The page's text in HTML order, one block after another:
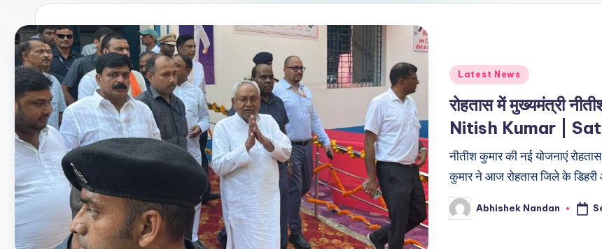
Latest News
रोहतास में मुख्यमंत्री
Nitish Kumar |
नीतीश कुमार की नई योजनाएं
कुमार ने आज रोहतास जिले के डिहरी
Abhishek Nandan